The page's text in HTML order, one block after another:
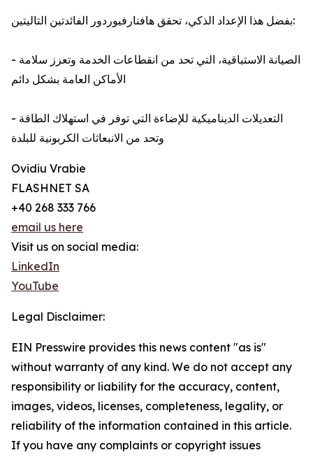
بفضل هذا الإعداد الذكي، تحقق هافنارفيوردور الفائدتين التاليتين:
- الصيانة الاستباقية، التي تحد من انقطاعات الخدمة وتعزز سلامة
الأماكن العامة بشكل دائم
- التعديلات الديناميكية للإضاءة التي توفر في استهلاك الطاقة
وتحد من الانبعاثات الكربونية للبلدة
Ovidiu Vrabie
FLASHNET SA
+40 268 333 766
email us here
Visit us on social media:
LinkedIn
YouTube
Legal Disclaimer:
EIN Presswire provides this news content "as is"
without warranty of any kind. We do not accept any
responsibility or liability for the accuracy, content,
images, videos, licenses, completeness, legality, or
reliability of the information contained in this article.
If you have any complaints or copyright issues